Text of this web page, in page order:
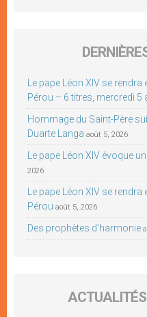
Le pape Léon XIV se
Pérou – 6 titres, mercredi 5
Hommage du Saint-Père
Duarte Langa août 5, 2026
Le pape Léon XIV évoque
2026
Le pape Léon XIV se
Pérou août 5, 2026
Des prophètes d’harmonie
ACTUALITÉS